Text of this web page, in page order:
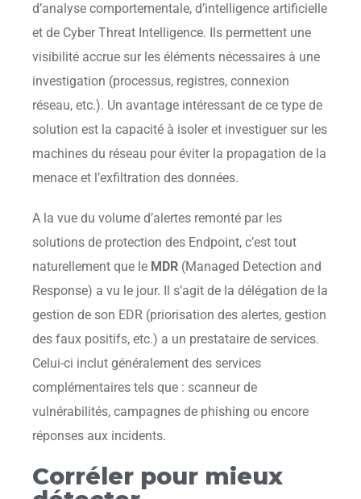
d’analyse comportementale, d’intelligence artificielle
et de Cyber Threat Intelligence. Ils permettent une
visibilité accrue sur les éléments nécessaires à une
investigation (processus, registres, connexion
réseau, etc.). Un avantage intéressant de ce type de
solution est la capacité à isoler et investiguer sur les
machines du réseau pour éviter la propagation de la
menace et l’exfiltration des données.
A la vue du volume d’alertes remonté par les
solutions de protection des Endpoint, c’est tout
naturellement que le MDR (Managed Detection and
Response) a vu le jour. Il s’agit de la délégation de la
gestion de son EDR (priorisation des alertes, gestion
des faux positifs, etc.) a un prestataire de services.
Celui-ci inclut généralement des services
complémentaires tels que : scanneur de
vulnérabilités, campagnes de phishing ou encore
réponses aux incidents.
Corréler pour mieux